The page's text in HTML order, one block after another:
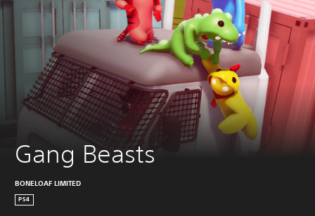
Gang Beasts
BONELOAF LIMITED
PS4